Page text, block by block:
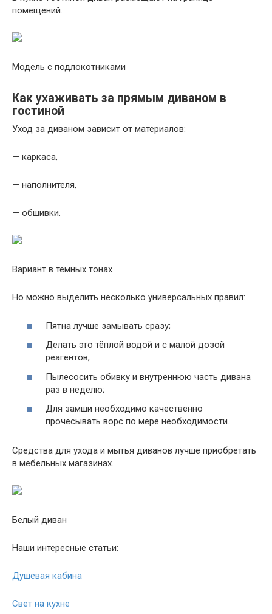
помещений.
Модель с подлокотниками
Как ухаживать за прямым диваном в
гостиной
Уход за диваном зависит от материалов:
— каркаса,
— наполнителя,
— обшивки.
Вариант в темных тонах
Но можно выделить несколько универсальных правил:
Пятна лучше замывать сразу;
Делать это тёплой водой и с малой дозой
реагентов;
Пылесосить обивку и внутреннюю часть дивана
раз в неделю;
Для замши необходимо качественно
прочёсывать ворс по мере необходимости.
Средства для ухода и мытья диванов лучше приобретать
в мебельных магазинах.
Белый диван
Наши интересные статьи:
Душевая кабина
Свет на кухне